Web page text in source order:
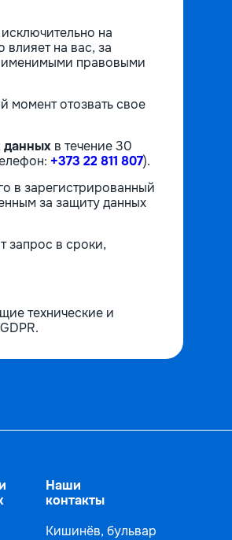
на
на вас, за
правовыми
момент отозвать свое
данных в течение 30
+373 22 811 807).
в зарегистрированный
за защиту данных
запрос в сроки,
технические и
GDPR.
Наши
контакты
Кишинёв, бульвар